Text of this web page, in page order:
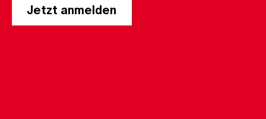
Jetzt anmelden